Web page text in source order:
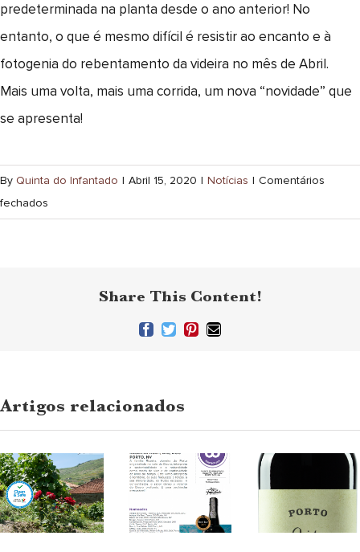
predeterminada na planta desde o ano anterior! No
entanto, o que é mesmo difícil é resistir ao encanto e à
fotogenia do rebentamento da videira no mês de Abril.
Mais uma volta, mais uma corrida, um nova “novidade” que
se apresenta!
By Quinta do Infantado | Abril 15, 2020 | Notícias | Comentários
fechados
Share This Content!
Facebook
TwitterPinterest
Email
Artigos relacionados
Estamos
ON
do
Infantado
Reserva
–
Vinho
Fortificado
do
Porto
2010